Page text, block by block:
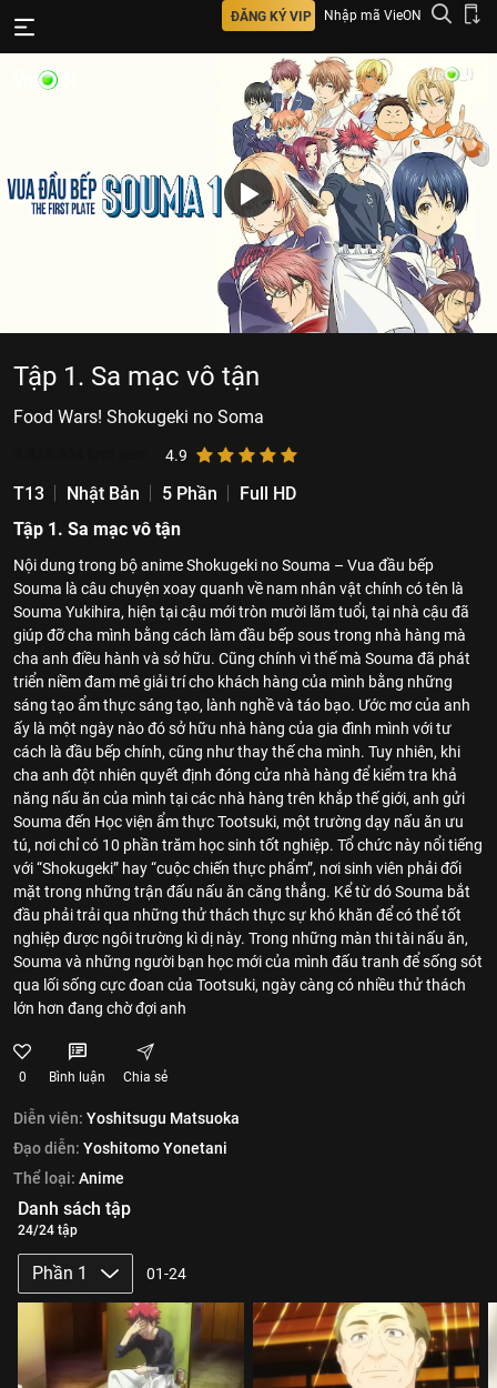
ĐĂNG KÝ VIP Nhập mã VieON
Tập 1. Sa mạc vô tận
Food Wars! Shokugeki no Soma
4.9
T13 Nhật Bản 5 Phần
Full HD
Tập 1. Sa mạc vô tận
Nội dung trong bộ anime Shokugeki no Souma – Vua đầu bếp
Souma là câu chuyện xoay quanh về nam nhân vật chính có tên là
Souma Yukihira, hiện tại cậu mới tròn mười lăm tuổi, tại nhà cậu đã
giúp đỡ cha mình bằng cách làm đầu bếp sous trong nhà hàng mà
cha anh điều hành và sở hữu. Cũng chính vì thế mà Souma đã phát
triển niềm đam mê giải trí cho khách hàng của mình bằng những
sáng tạo ẩm thực sáng tạo, lành nghề và táo bạo. Ước mơ của anh
ấy là một ngày nào đó sở hữu nhà hàng của gia đình mình với tư
cách là đầu bếp chính, cũng như thay thế cha mình. Tuy nhiên, khi
cha anh đột nhiên quyết định đóng cửa nhà hàng để kiểm tra khả
năng nấu ăn của mình tại các nhà hàng trên khắp thế giới, anh gửi
Souma đến Học viện ẩm thực Tootsuki, một trường dạy nấu ăn ưu
tú, nơi chỉ có 10 phần trăm học sinh tốt nghiệp. Tổ chức này nổi tiếng
với “Shokugeki” hay “cuộc chiến thực phẩm”, nơi sinh viên phải đối
mặt trong những trận đấu nấu ăn căng thẳng. Kể từ dó Souma bắt
đầu phải trải qua những thử thách thực sự khó khăn để có thể tốt
nghiệp được ngôi trường kì dị này. Trong những màn thi tài nấu ăn,
Souma và những người bạn học mới của mình đấu tranh để sống sót
qua lối sống cực đoan của Tootsuki, ngày càng có nhiều thử thách
lớn hơn đang chờ đợi anh
0 Bình luận Chia sẻ
Diễn viên: Yoshitsugu Matsuoka
Đạo diễn: Yoshitomo Yonetani
Thể loại: Anime
Danh sách tập
24/24 tập
Phần 1 01-24